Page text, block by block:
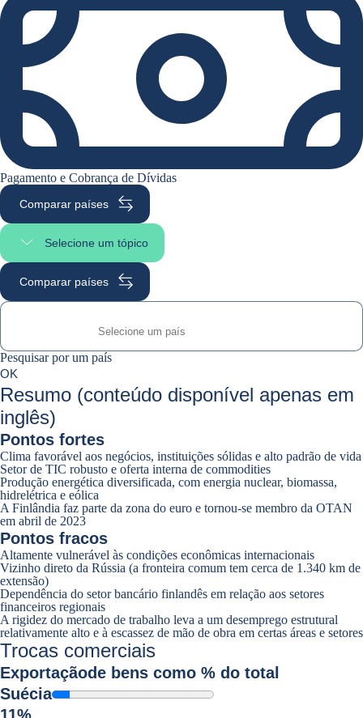
Pagamento e Cobrança de Dívidas
Comparar países
Selecione um tópico
Selecione a seção da página
Comparar países
Pesquisar por um país
0suggestions
Pesquisar por um país
OK
Resumo (conteúdo disponível apenas em
inglês)
Pontos fortes
Clima favorável aos negócios, instituições sólidas e alto padrão de vida
Setor de TIC robusto e oferta interna de commodities
Produção energética diversificada, com energia nuclear, biomassa,
hidrelétrica e eólica
A Finlândia faz parte da zona do euro e tornou-se membro da OTAN
em abril de 2023
Pontos fracos
Altamente vulnerável às condições econômicas internacionais
Vizinho direto da Rússia (a fronteira comum tem cerca de 1.340 km de
extensão)
Dependência do setor bancário finlandês em relação aos setores
financeiros regionais
A rigidez do mercado de trabalho leva a um desemprego estrutural
relativamente alto e à escassez de mão de obra em certas áreas e setores
Trocas comerciais
Exportaçãode bens como % do total
Suécia